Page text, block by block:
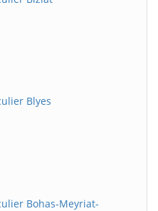
Blyes
Bohas-Meyriat-